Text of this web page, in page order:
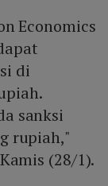
Economics
di
sanksi
rupiah,"
(28/1).